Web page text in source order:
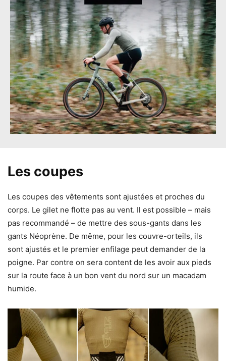
Les coupes
Les coupes des vêtements sont ajustées et proches du
corps. Le gilet ne flotte pas au vent. Il est possible – mais
pas recommandé – de mettre des sous-gants dans les
gants Néoprène. De même, pour les couvre-orteils, ils
sont ajustés et le premier enfilage peut demander de la
poigne. Par contre on sera content de les avoir aux pieds
sur la route face à un bon vent du nord sur un macadam
humide.